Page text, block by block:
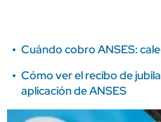
Cuándo cobro ANSES:
Cómo ver el recibo de
aplicación de ANSES